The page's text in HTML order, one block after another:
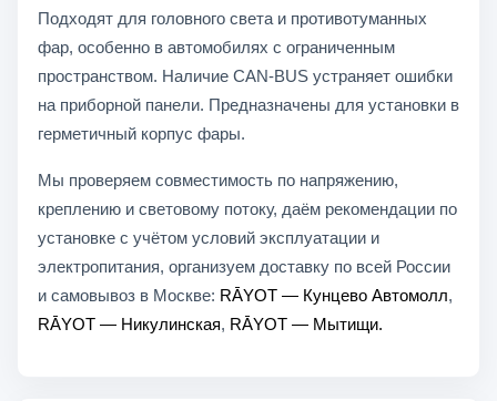
Подходят для головного света и противотуманных
фар, особенно в автомобилях с ограниченным
пространством. Наличие CAN-BUS устраняет ошибки
на приборной панели. Предназначены для установки в
герметичный корпус фары.
Мы проверяем совместимость по напряжению,
креплению и световому потоку, даём рекомендации по
установке с учётом условий эксплуатации и
электропитания, организуем доставку по всей России
и самовывоз в Москве: RĀYOT — Кунцево Автомолл,
RĀYOT — Никулинская, RĀYOT — Мытищи.